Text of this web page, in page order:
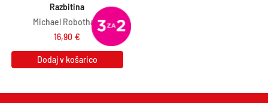
Razbitina
Michael Robotham
16,90 €
Dodaj v košarico